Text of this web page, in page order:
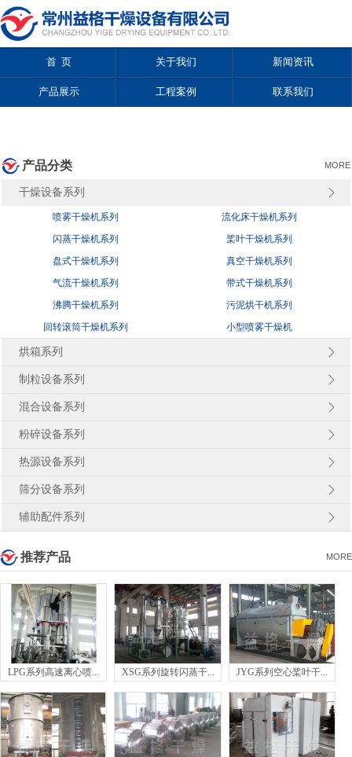
首 页 关于我们 新闻资讯
产品展示 工程案例 联系我们
MORE
产品分类
干燥设备系列
喷雾干燥机系列
流化床干燥机系列
闪蒸干燥机系列
桨叶干燥机系列
盘式干燥机系列
真空干燥机系列
气流干燥机系列
带式干燥机系列
沸腾干燥机系列
污泥烘干机系列
回转滚筒干燥机系列
小型喷雾干燥机
烘箱系列
制粒设备系列
混合设备系列
粉碎设备系列
热源设备系列
筛分设备系列
辅助配件系列
MORE
推荐产品
LPG系列高速离心喷... XSG系列旋转闪蒸干... JYG系列空心桨叶干...